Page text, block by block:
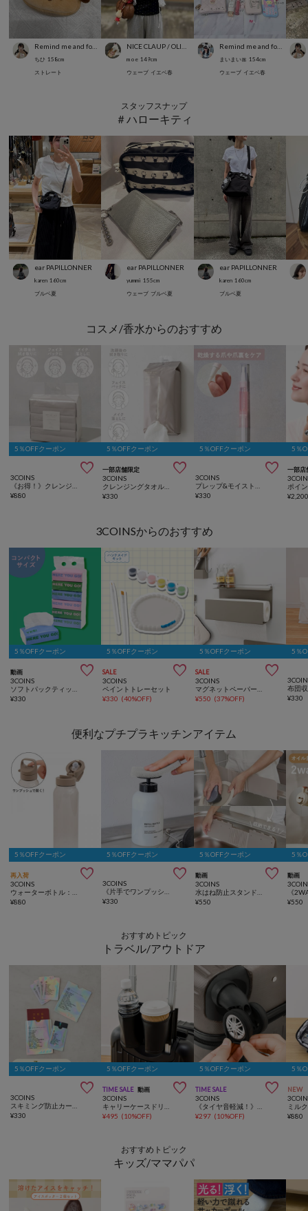
ちひ 158cm
ストレート
m o e 149cm
ウェーブ イエベ春
Remind me and forever
まいまい🎀 154cm
ウェーブ イエベ春
スタッフスナップ
＃ハローキティ
ear PAPILLONNER
karen 160cm
ブルベ夏
ear PAPILLONNER
yummi 155cm
ウェーブ ブルベ夏
ear PAPILLONNER
karen 160cm
ブルベ夏
コスメ/香水からのおすすめ
5％OFFクーポン

3COINS
¥880
5％OFFクーポン
一部店舗限定 
3COINS
¥330
5％OFFクーポン

3COINS
¥330
5％
一部店
¥
3COINSからのおすすめ
5％OFFクーポン
動画 
3COINS
¥330
5％OFFクーポン
SALE 
3COINS
ペイントトレーセット
¥330 (40%OFF)
5％OFFクーポン
SALE 
3COINS
¥550 (37%OFF)
5％
¥330
便利なプチプラキッチンアイテム
5％OFFクーポン
再入荷 
3COINS
¥880
5％OFFクーポン

3COINS
¥330
5％OFFクーポン
動画 
3COINS
¥550
5％
動画
¥550
おすすめトピック
トラベル/アウトドア
5％OFFクーポン

3COINS
¥330
5％OFFクーポン
TIME SALE 動画 
3COINS
¥495 (10%OFF)
5％OFFクーポン
TIME SALE 
3COINS
¥297 (10%OFF)
5％
NEW
¥880
おすすめトピック
キッズ/ママパパ